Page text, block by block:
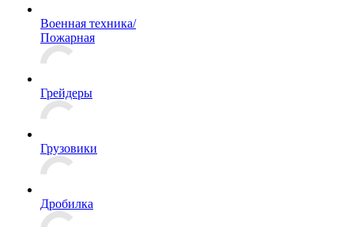
Военная техника/
Пожарная
Грейдеры
Грузовики
Дробилка